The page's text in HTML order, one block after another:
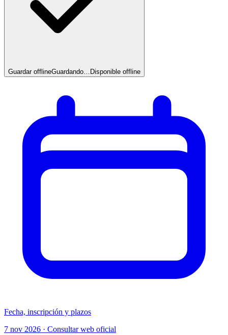
Guardar offlineGuardando… Disponible offline
Fecha, inscripción y plazos
7 nov 2026 · Consultar web oficial